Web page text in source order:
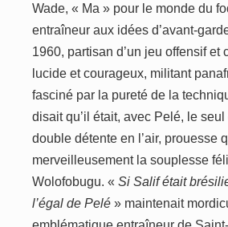
Wade, « Ma » pour le monde du
entraîneur aux idées d’avant-
1960, partisan d’un jeu offensif et
lucide et courageux, militant
fasciné par la pureté de la
disait qu’il était, avec Pelé, le seul
double détente en l’air, prouesse
merveilleusement la souplesse
Wolofobugu. « Si Salif était
l’égal de Pelé » maintenait